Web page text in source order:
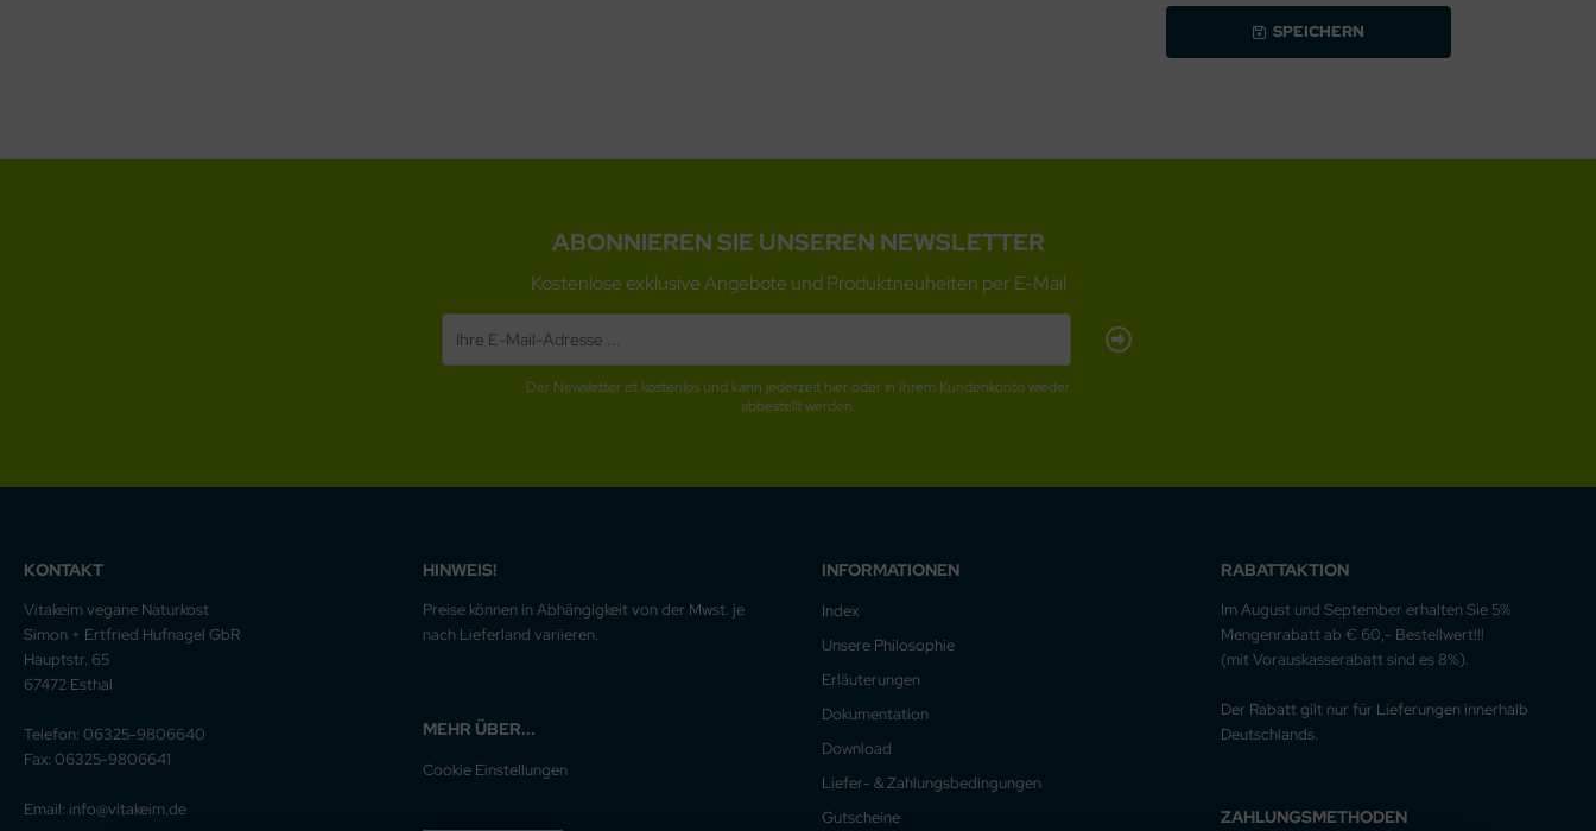
SPEICHERN
ABONNIEREN SIE UNSEREN NEWSLETTER
Kostenlose exklusive Angebote und Produktneuheiten per E-Mail
Der Newsletter ist kostenlos und kann jederzeit hier oder in Ihrem Kundenkonto wieder
abbestellt werden.
KONTAKT
Vitakeim vegane Naturkost
Simon + Ertfried Hufnagel GbR
Hauptstr. 65
67472 Esthal
Telefon: 06325-9806640
Fax: 06325-9806641
Email: info@vitakeim.de
HINWEIS!
Preise können in Abhängigkeit von der Mwst. je
nach Lieferland variieren.
MEHR ÜBER...
Cookie Einstellungen
INFORMATIONEN
Index
Unsere Philosophie
Erläuterungen
Dokumentation
Download
Liefer- & Zahlungsbedingungen
Gutscheine
RABATTAKTION
Im August und September erhalten Sie 5%
Mengenrabatt ab € 60,- Bestellwert!!!
(mit Vorauskasserabatt sind es 8%).
Der Rabatt gilt nur für Lieferungen innerhalb
Deutschlands.
ZAHLUNGSMETHODEN